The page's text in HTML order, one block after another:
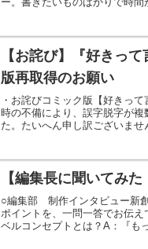
【お詫び】『好きっ
版再取得のお願い
・お詫びコミック版【好きっ
時の不備により、誤字脱字が
た。たいへん申し訳ございませ
【編集長に聞いてみた
○編集部 制作インタビュー新
ポイントを、一問一答でお伝
ベルコンセプトとは？A：『も